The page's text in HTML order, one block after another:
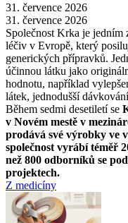
31. července 2026
31. července 2026
Společnost Krka je jedním
léčiv v Evropě, který
generických přípravků.
účinnou látku jako
hodnotu, například
látek, jednodušší
Během sedmi desetiletí se
v Novém mestě v
prodává své výrobky ve
společnost vyrábí téměř
než 800 odborníků se
projektech.
Z medicíny